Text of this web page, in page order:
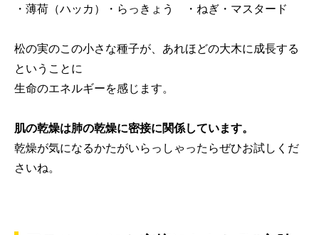
・薄荷（ハッカ）・らっきょう ・ねぎ・マスタード
松の実のこの小さな種子が、あれほどの大木に成長する
ということに
生命のエネルギーを感じます。
肌の乾燥は肺の乾燥に密接に関係しています。
乾燥が気になるかたがいらっしゃったらぜひお試しくだ
さいね。